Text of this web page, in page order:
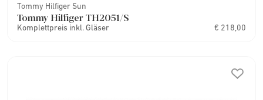
Tommy Hilfiger Sun
Tommy Hilfiger TH2051/S
Komplettpreis inkl. Gläser € 218,00